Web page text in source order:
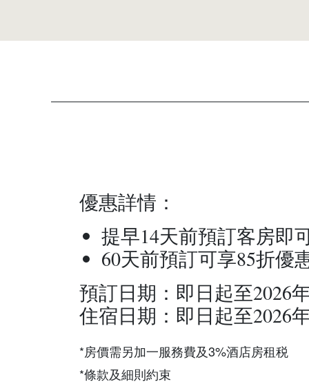
優惠詳情：
提早14天前預訂客房即
60天前預訂可享85折優
預訂日期：即日起至2026
住宿日期：即日起至2026
*房價需另加一服務費及3%酒店房租税
*條款及細則約束